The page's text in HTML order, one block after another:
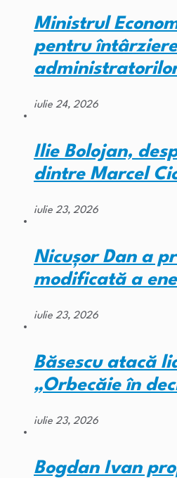
Ministrul
pentru
iulie 24, 2026
Ilie Bolojan,
dintre Marcel
iulie 23, 2026
Nicușor Dan a
modificată a
iulie 23, 2026
Băsescu atacă
„Orbecăie în
iulie 23, 2026
Bogdan Ivan